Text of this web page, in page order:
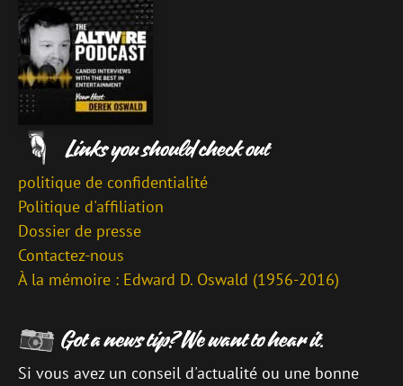
politique de confidentialité
Politique d'affiliation
Dossier de presse
Contactez-nous
À la mémoire : Edward D. Oswald (1956-2016)
Si vous avez un conseil d'actualité ou une bonne